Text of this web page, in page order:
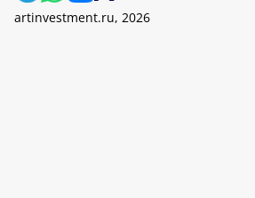
artinvestment.ru, 2026